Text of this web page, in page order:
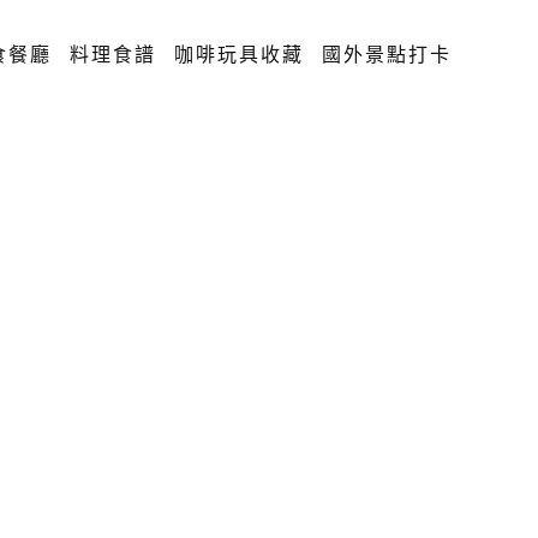
餐廳 料理食譜 咖啡玩具收藏 國外景點打卡